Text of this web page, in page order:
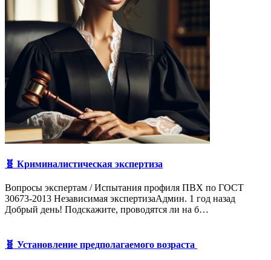
🧬 Криминалистическая экспертиза
Вопросы экспертам / Испытания профиля ПВХ по ГОСТ
30673-2013 Независимая экспертизаАдмин. 1 год назад
Добрый день! Подскажите, проводятся ли на б…
🧬 Установление предполагаемого возраста